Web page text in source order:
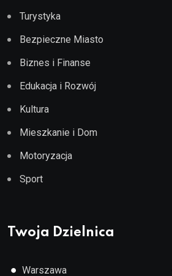
Turystyka
Bezpieczne Miasto
Biznes i Finanse
Edukacja i Rozwój
Kultura
Mieszkanie i Dom
Motoryzacja
Sport
Twoja Dzielnica
● Warszawa